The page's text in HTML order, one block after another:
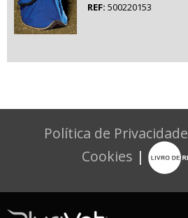
REF: 500220153
Política de Privacidade
Cookies |